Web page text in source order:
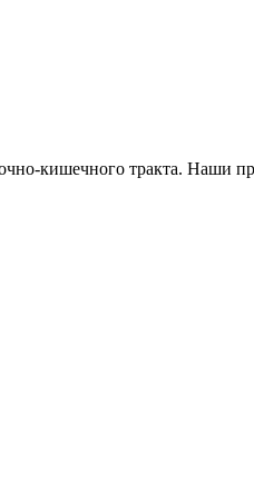
кишечного тракта. Наши